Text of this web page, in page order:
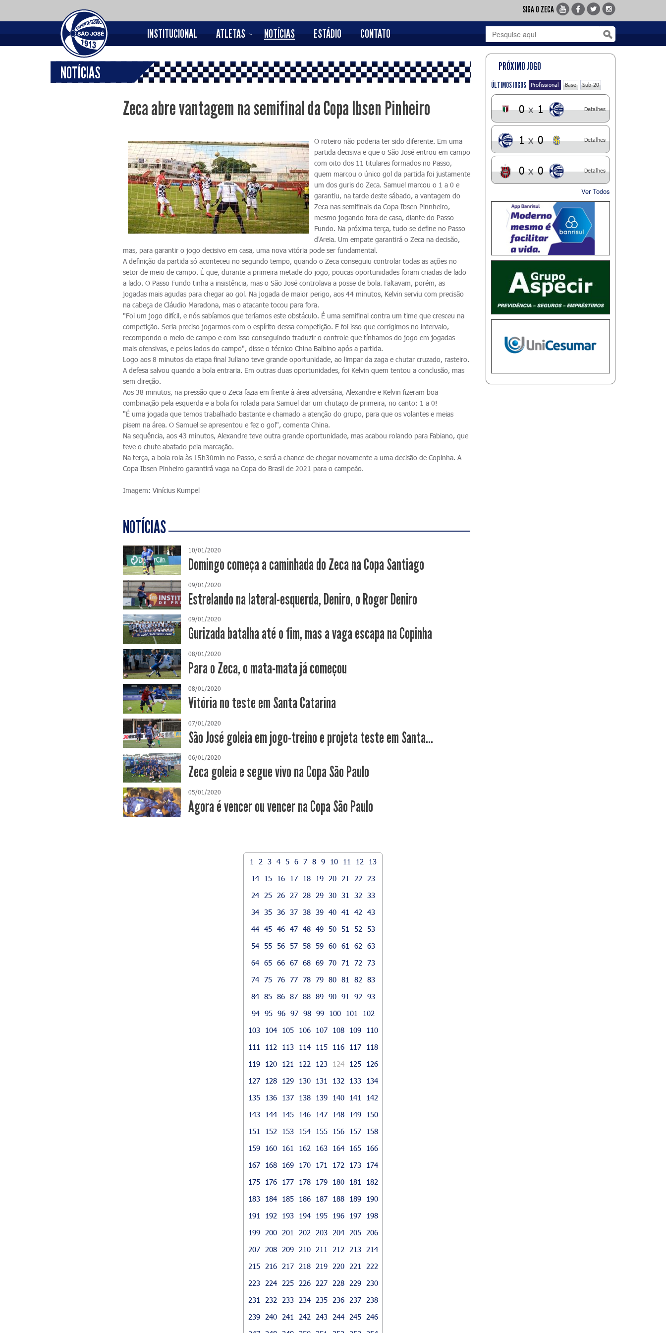
SIGA O ZECA
INSTITUCIONAL ATLETAS NOTÍCIAS ESTÁDIO CONTATO
NOTÍCIAS
Zeca abre vantagem na semifinal da Copa Ibsen Pinheiro
O roteiro não poderia ter sido diferente. Em uma
partida decisiva e que o São José entrou em campo
com oito dos 11 titulares formados no Passo,
quem marcou o único gol da partida foi justamente
um dos guris do Zeca. Samuel marcou o 1 a 0 e
garantiu, na tarde deste sábado, a vantagem do
Zeca nas semifinais da Copa Ibsen Pinnheiro,
mesmo jogando fora de casa, diante do Passo
Fundo. Na próxima terça, tudo se define no Passo
d'Areia. Um empate garantirá o Zeca na decisão,
mas, para garantir o jogo decisivo em casa, uma nova vitória pode ser fundamental.
A definição da partida só aconteceu no segundo tempo, quando o Zeca conseguiu controlar todas as ações no
setor de meio de campo. É que, durante a primeira metade do jogo, poucas oportunidades foram criadas de lado
a lado. O Passo Fundo tinha a insistência, mas o São José controlava a posse de bola. Faltavam, porém, as
jogadas mais agudas para chegar ao gol. Na jogada de maior perigo, aos 44 minutos, Kelvin serviu com precisão
na cabeça de Cláudio Maradona, mas o atacante tocou para fora.
"Foi um jogo difícil, e nós sabíamos que teríamos este obstáculo. É uma semifinal contra um time que cresceu na
competição. Seria preciso jogarmos com o espírito dessa competição. E foi isso que corrigimos no intervalo,
recompondo o meio de campo e com isso conseguindo traduzir o controle que tínhamos do jogo em jogadas
mais ofensivas, e pelos lados do campo", disse o técnico China Balbino após a partida.
Logo aos 8 minutos da etapa final Juliano teve grande oportunidade, ao limpar da zaga e chutar cruzado, rasteiro.
A defesa salvou quando a bola entraria. Em outras duas oportunidades, foi Kelvin quem tentou a conclusão, mas
sem direção.
Aos 38 minutos, na pressão que o Zeca fazia em frente à área adversária, Alexandre e Kelvin fizeram boa
combinação pela esquerda e a bola foi rolada para Samuel dar um chutaço de primeira, no canto: 1 a 0!
"É uma jogada que temos trabalhado bastante e chamado a atenção do grupo, para que os volantes e meias
pisem na área. O Samuel se apresentou e fez o gol", comenta China.
Na sequência, aos 43 minutos, Alexandre teve outra grande oportunidade, mas acabou rolando para Fabiano, que
teve o chute abafado pela marcação.
Na terça, a bola rola às 15h30min no Passo, e será a chance de chegar novamente a uma decisão de Copinha. A
Copa Ibsen Pinheiro garantirá vaga na Copa do Brasil de 2021 para o campeão.
Imagem: Vinícius Kumpel
NOTÍCIAS
10/01/2020
Domingo começa a caminhada do Zeca na Copa Santiago
09/01/2020
Estrelando na lateral-esquerda, Deniro, o Roger Deniro
09/01/2020
Gurizada batalha até o fim, mas a vaga escapa na Copinha
08/01/2020
Para o Zeca, o mata-mata já começou
08/01/2020
Vitória no teste em Santa Catarina
07/01/2020
São José goleia em jogo-treino e projeta teste em Santa...
06/01/2020
Zeca goleia e segue vivo na Copa São Paulo
05/01/2020
Agora é vencer ou vencer na Copa São Paulo
1 2 3 4 5 6 7 8 9 10 11 12
13
14
15 16 17 18 19 20 21 22
23
24
25 26 27 28 29 30 31 32
33
34 35 36 37 38 39 40 41 42
43
44 45 46 47 48 49 50 51 52
53
54 55 56 57 58 59 60 61 62
63
64 65 66 67 68 69 70 71 72
73
74 75 76 77 78 79 80 81 82
83
84 85 86 87 88 89 90 91 92
93
94 95 96 97 98 99 100 101
102
103
104 105 106 107 108 109
110
111
112 113 114 115 116 117
118
119
120 121 122 123 124 125
126
127
128 129 130 131 132 133
134
135
136 137 138 139 140 141
142
143
144 145 146 147 148 149
150
151
152 153 154 155 156 157
158
159
160 161 162 163 164 165
166
167
168 169 170 171 172 173
174
175
176 177 178 179 180 181
182
183
184 185 186 187 188 189
190
191
192 193 194 195 196 197
198
199
200 201 202 203 204 205
206
207
208 209 210 211 212 213
214
215
216 217 218 219 220 221
222
223
224 225 226 227 228 229
230
231
232 233 234 235 236 237
238
239
240 241 242 243 244 245
246
PRÓXIMO JOGO
ÚLTIMOS JOGOS Profissional Base Sub-20
0 x 1 Detalhes
1 x 0 Detalhes
0 x 0 Detalhes
Ver Todos